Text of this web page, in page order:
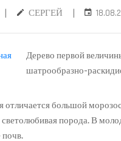
| СЕРГЕЙ |
Дерево первой
шатрообразно-
отличается большой
порода. В
почв.